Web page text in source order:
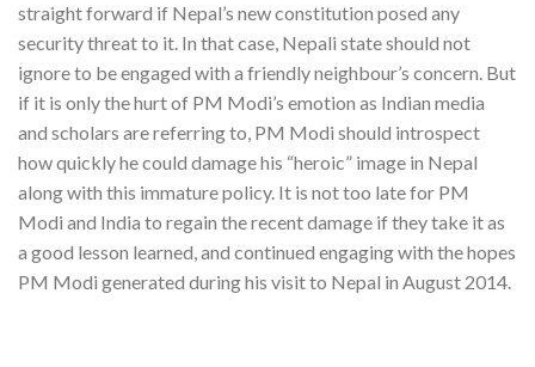
straight forward if Nepal’s new constitution posed any
security threat to it. In that case, Nepali state should not
ignore to be engaged with a friendly neighbour’s concern. But
if it is only the hurt of PM Modi’s emotion as Indian media
and scholars are referring to, PM Modi should introspect
how quickly he could damage his “heroic” image in Nepal
along with this immature policy. It is not too late for PM
Modi and India to regain the recent damage if they take it as
a good lesson learned, and continued engaging with the hopes
PM Modi generated during his visit to Nepal in August 2014.